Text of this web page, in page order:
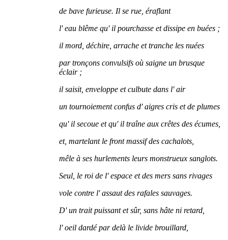
de bave furieuse. Il se rue, éraflant
l' eau blême qu' il pourchasse et dissipe en buées ;
il mord, déchire, arrache et tranche les nuées
par tronçons convulsifs où saigne un brusque
éclair ;
il saisit, enveloppe et culbute dans l' air
un tournoiement confus d' aigres cris et de plumes
qu' il secoue et qu' il traîne aux crêtes des écumes,
et, martelant le front massif des cachalots,
mêle à ses hurlements leurs monstrueux sanglots.
Seul, le roi de l' espace et des mers sans rivages
vole contre l' assaut des rafales sauvages.
D' un trait puissant et sûr, sans hâte ni retard,
l' oeil dardé par delà le livide brouillard,